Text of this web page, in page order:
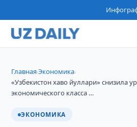
Главная›Экономика›
«Узбекистон хаво йуллари» снизила
экономического класса …
ЭКОНОМИКА